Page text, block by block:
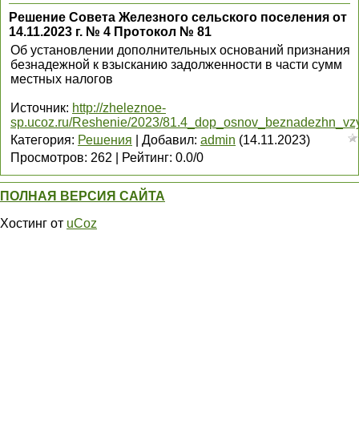
Решение Совета Железного сельского поселения от
14.11.2023 г. № 4 Протокол № 81
Об установлении дополнительных оснований признания
безнадежной к взысканию задолженности в части сумм
местных налогов
Источник: http://zheleznoe-
sp.ucoz.ru/Reshenie/2023/
Категория: Решения Добавил: admin (14.11.2023)
Просмотров: 262 Рейтинг: 0.0/0
ПОЛНАЯ ВЕРСИЯ САЙТА
Хостинг от uCoz